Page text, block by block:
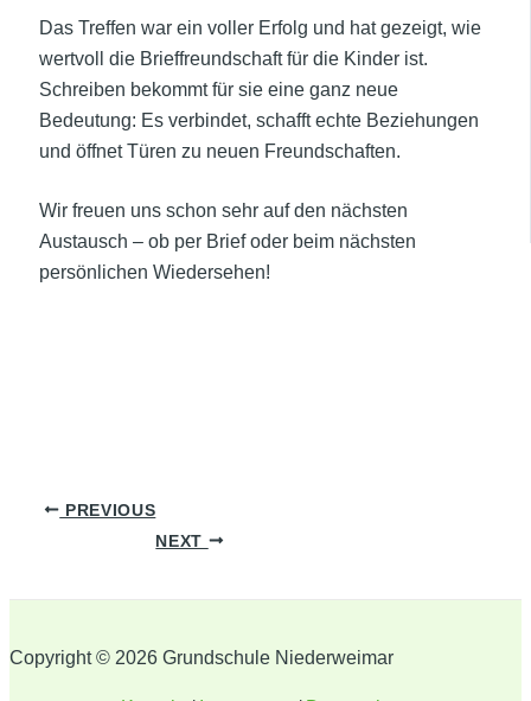
Das Treffen war ein voller Erfolg und hat gezeigt, wie
wertvoll die Brieffreundschaft für die Kinder ist.
Schreiben bekommt für sie eine ganz neue
Bedeutung: Es verbindet, schafft echte Beziehungen
und öffnet Türen zu neuen Freundschaften.
Wir freuen uns schon sehr auf den nächsten
Austausch – ob per Brief oder beim nächsten
persönlichen Wiedersehen!
Post PREVIOUS
NEXT
Copyright © 2026 Grundschule Niederweimar